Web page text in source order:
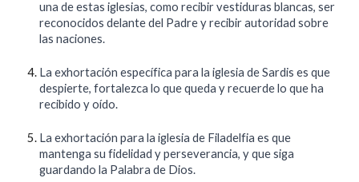
una de estas iglesias, como recibir vestiduras blancas, ser
reconocidos delante del Padre y recibir autoridad sobre
las naciones.
La exhortación específica para la iglesia de Sardis es que
despierte, fortalezca lo que queda y recuerde lo que ha
recibido y oído.
La exhortación para la iglesia de Filadelfia es que
mantenga su fidelidad y perseverancia, y que siga
guardando la Palabra de Dios.